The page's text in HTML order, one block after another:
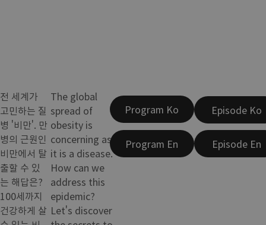
전 세계가
고민하는 질
병 '비만'. 만
병의 근원인
비만에서 탈
출할 수 있
는 해답은?
100세까지
건강하게 살
The global
spread of
obesity is
concerning as
it is a disease.
How can we
address this
epidemic?
Let's discover
Program Ko
Program En
Episode Ko
Episode En